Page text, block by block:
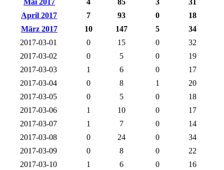
Mai 2017
4 85 3
31
April 2017
7 93 0
18
März 2017
10 147 5
34
2017-03-01
0 15 0
32
2017-03-02
0 5 0
19
2017-03-03
1 6 0
17
2017-03-04
0 8 1
20
2017-03-05
0 5 0
18
2017-03-06
1 10 0
17
2017-03-07
1 7 0
14
2017-03-08
0 24 0
34
2017-03-09
0 8 0
22
2017-03-10
1 6 0
16